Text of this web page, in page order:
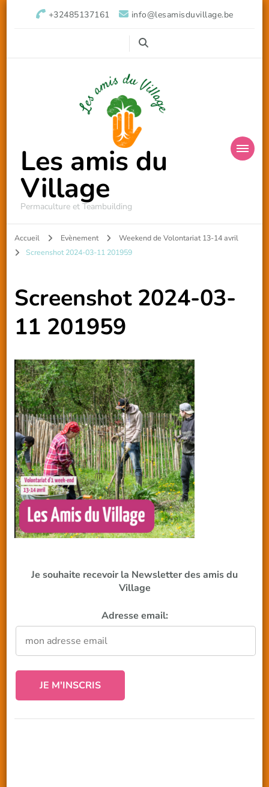
+32485137161 info@lesamisduvillage.be
Les amis du
Village
Permaculture et Teambuilding
Accueil Evènement
Weekend de Volontariat 13-14 avril
Screenshot 2024-03-11 201959
Screenshot 2024-03-
11 201959
Je souhaite recevoir la Newsletter des amis du
Village
Adresse email: